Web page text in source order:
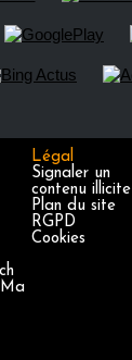
Légal
Signaler un
contenu illicite
Plan du site
RGPD
Cookies